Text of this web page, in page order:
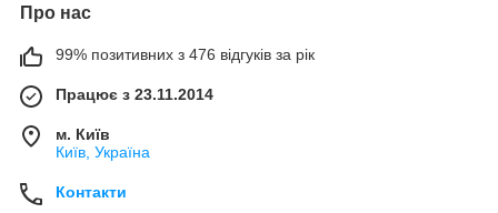
Про нас
99% позитивних з 476 відгуків за рік
Працює з 23.11.2014
м. Київ
Київ, Україна
Контакти